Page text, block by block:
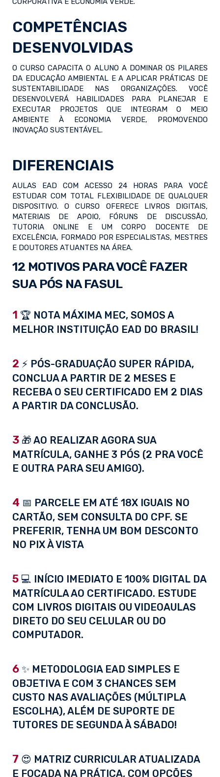
COMPETÊNCIAS
DESENVOLVIDAS
O CURSO CAPACITA O ALUNO A DOMINAR OS PILARES
DA EDUCAÇÃO AMBIENTAL E A APLICAR PRÁTICAS DE
SUSTENTABILIDADE NAS ORGANIZAÇÕES. VOCÊ
DESENVOLVERÁ HABILIDADES PARA PLANEJAR E
EXECUTAR PROJETOS QUE INTEGRAM O MEIO
AMBIENTE À ECONOMIA VERDE, PROMOVENDO
INOVAÇÃO SUSTENTÁVEL.
DIFERENCIAIS
AULAS EAD COM ACESSO 24 HORAS PARA VOCÊ
ESTUDAR COM TOTAL FLEXIBILIDADE DE QUALQUER
DISPOSITIVO. O CURSO OFERECE LIVROS DIGITAIS,
MATERIAIS DE APOIO, FÓRUNS DE DISCUSSÃO,
TUTORIA ONLINE E UM CORPO DOCENTE DE
EXCELÊNCIA, FORMADO POR ESPECIALISTAS, MESTRES
E DOUTORES ATUANTES NA ÁREA.
12 MOTIVOS PARA VOCÊ FAZER
SUA PÓS NA FASUL
1 🏆 NOTA MÁXIMA MEC, SOMOS A
MELHOR INSTITUIÇÃO EAD DO BRASIL!
2 ⚡ PÓS-GRADUAÇÃO SUPER RÁPIDA,
CONCLUA A PARTIR DE 2 MESES E
RECEBA O SEU CERTIFICADO EM 2 DIAS
A PARTIR DA CONCLUSÃO.
3 🎁 AO REALIZAR AGORA SUA
MATRÍCULA, GANHE 3 PÓS (2 PRA VOCÊ
E OUTRA PARA SEU AMIGO).
4 📅 PARCELE EM ATÉ 18X IGUAIS NO
CARTÃO, SEM CONSULTA DO CPF. SE
PREFERIR, TENHA UM BOM DESCONTO
NO PIX À VISTA
5 💻 INÍCIO IMEDIATO E 100% DIGITAL DA
MATRÍCULA AO CERTIFICADO. ESTUDE
COM LIVROS DIGITAIS OU VIDEOAULAS
DIRETO DO SEU CELULAR OU DO
COMPUTADOR.
6 ✨ METODOLOGIA EAD SIMPLES E
OBJETIVA E COM 3 CHANCES SEM
CUSTO NAS AVALIAÇÕES (MÚLTIPLA
ESCOLHA), ALÉM DE SUPORTE DE
TUTORES DE SEGUNDA À SÁBADO!
7 😍 MATRIZ CURRICULAR ATUALIZADA
E FOCADA NA PRÁTICA, COM OPÇÕES